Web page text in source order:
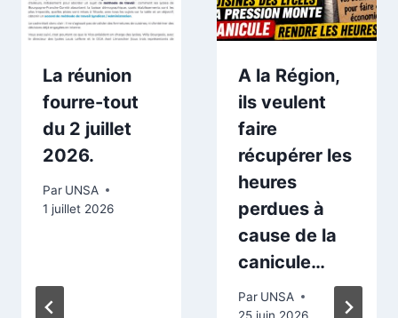
La réunion
fourre-tout
du 2 juillet
2026.
Par UNSA
1 juillet 2026
A la Région,
ils veulent
faire
récupérer les
heures
perdues à
cause de la
canicule…
Par UNSA
25 juin 2026